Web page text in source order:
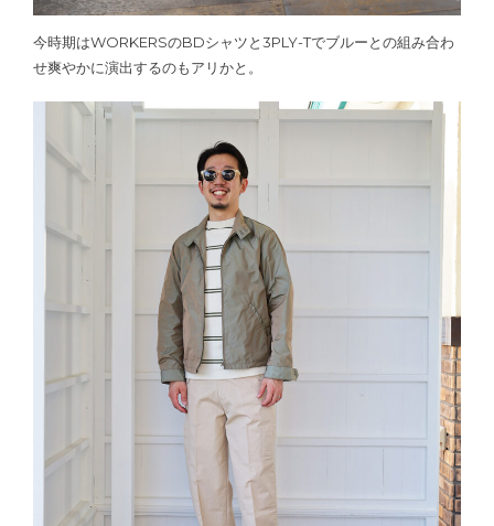
今時期はWORKERSのBDシャツと3PLY-Tでブルーとの組み合わ
せ爽やかに演出するのもアリかと。